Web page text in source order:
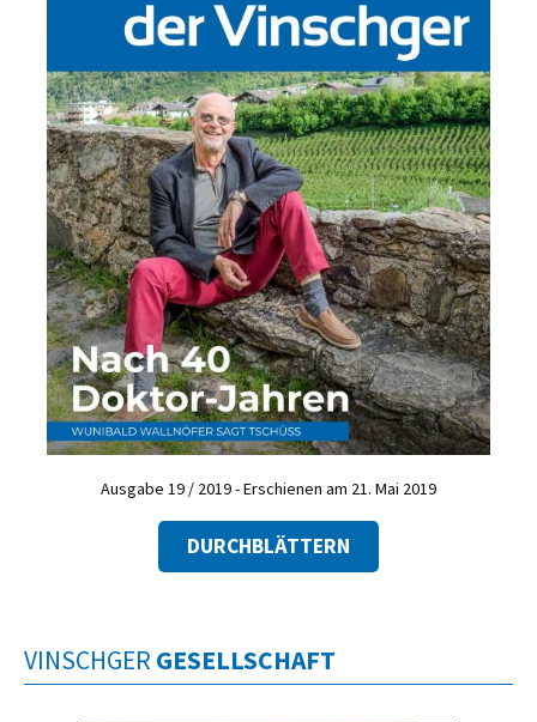
Ausgabe 19 / 2019 - Erschienen am 21. Mai 2019
DURCHBLÄTTERN
VINSCHGER GESELLSCHAFT